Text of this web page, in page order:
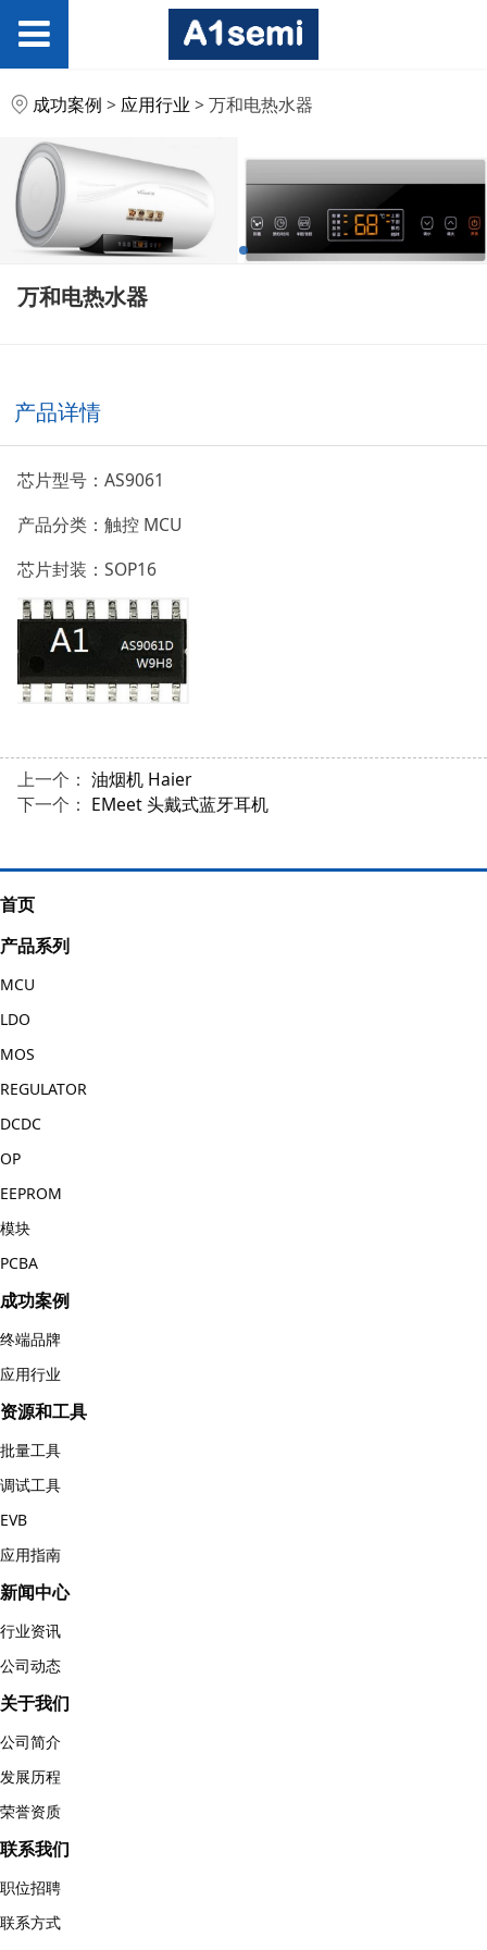
万和电热水器
成功案例 > 应用行业 >万和电热水器
万和电热水器
产品详情
芯片型号：AS9061
产品分类：触控 MCU
芯片封装：SOP16
上一个： 油烟机 Haier
下一个： EMeet 头戴式蓝牙耳机
首页
产品系列
MCU
LDO
MOS
REGULATOR
DCDC
OP
EEPROM
模块
PCBA
成功案例
终端品牌
应用行业
资源和工具
批量工具
调试工具
EVB
应用指南
新闻中心
行业资讯
公司动态
关于我们
公司简介
发展历程
荣誉资质
联系我们
职位招聘
联系方式